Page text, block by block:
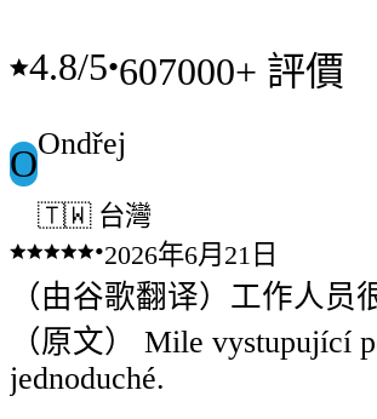
4.8/5•607000+ 評價
OOndřej
🇹🇼 台灣
•2026年6月21日
（由谷歌翻译）工作人
（原文） Mile vystupující
jednoduché.